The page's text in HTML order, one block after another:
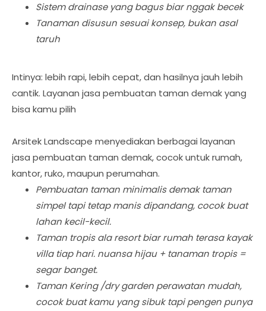
Sistem drainase yang bagus biar nggak becek
Tanaman disusun sesuai konsep, bukan asal
taruh
Intinya: lebih rapi, lebih cepat, dan hasilnya jauh lebih
cantik. Layanan jasa pembuatan taman demak yang
bisa kamu pilih
Arsitek Landscape menyediakan berbagai layanan
jasa pembuatan taman demak, cocok untuk rumah,
kantor, ruko, maupun perumahan.
Pembuatan taman minimalis demak taman
simpel tapi tetap manis dipandang, cocok buat
lahan kecil-kecil.
Taman tropis ala resort biar rumah terasa kayak
villa tiap hari. nuansa hijau + tanaman tropis =
segar banget.
Taman Kering /dry garden perawatan mudah,
cocok buat kamu yang sibuk tapi pengen punya